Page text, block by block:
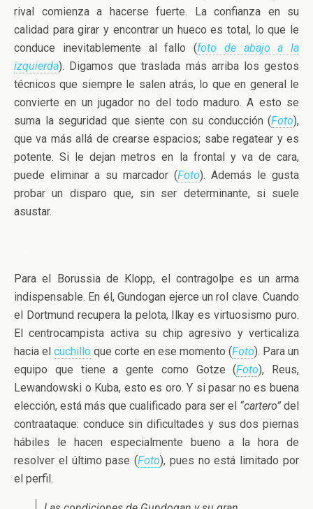
rival comienza a hacerse fuerte. La confianza en su
calidad para girar y encontrar un hueco es total, lo que le
conduce inevitablemente al fallo (foto de abajo a la
izquierda). Digamos que traslada más arriba los gestos
técnicos que siempre le salen atrás, lo que en general le
convierte en un jugador no del todo maduro. A esto se
suma la seguridad que siente con su conducción (Foto),
que va más allá de crearse espacios; sabe regatear y es
potente. Si le dejan metros en la frontal y va de cara,
puede eliminar a su marcador (Foto). Además le gusta
probar un disparo que, sin ser determinante, si suele
asustar.
Para el Borussia de Klopp, el contragolpe es un arma
indispensable. En él, Gundogan ejerce un rol clave. Cuando
el Dortmund recupera la pelota, Ilkay es virtuosismo puro.
El centrocampista activa su chip agresivo y verticaliza
hacia elcuchillo que corte en ese momento (Foto). Para un
equipo que tiene a gente como Gotze (Foto), Reus,
Lewandowski o Kuba, esto es oro. Y si pasar no es buena
elección, está más que cualificado para ser el “cartero”del
contraataque: conduce sin dificultades y sus dos piernas
hábiles le hacen especialmente bueno a la hora de
resolver el último pase (Foto), pues no está limitado por
el perfil.